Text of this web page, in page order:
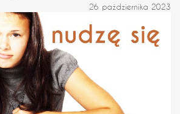
26 października 2023